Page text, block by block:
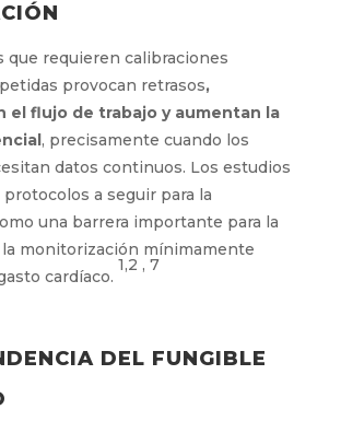
que requieren calibraciones
provocan retrasos,
el flujo de trabajo y aumentan la
, precisamente cuando los
datos continuos. Los estudios
a seguir para la
una barrera importante para la
monitorización mínimamente
cardíaco.
1,2 , 7
DEL FUNGIBLE